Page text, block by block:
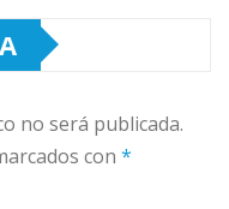
no será publicada.
con *